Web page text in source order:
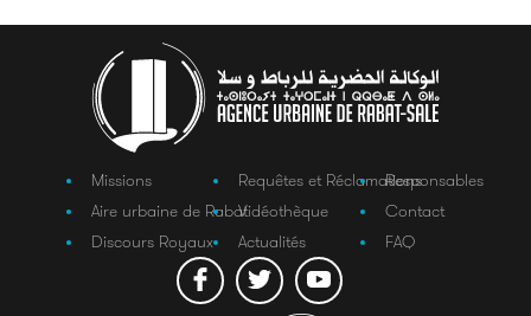
Missions
Aire urbaine de Rabat
Discours Royaux
Requêtes et Réclamations
Vidéothèque
Actualités
Responsables
Contact
FAQ